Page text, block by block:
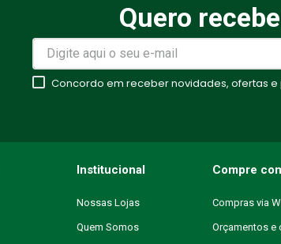
Avalie o produto de 1 a 5 estrelas
★★
Seu nome
Escreva uma avaliação
Quero
Concordo em receber novidades, ofertas
Institucional
Nossas Lojas
Quem Somos
Compre
Compras via
Orçamentos e